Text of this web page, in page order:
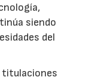
siendo
del
titulaciones